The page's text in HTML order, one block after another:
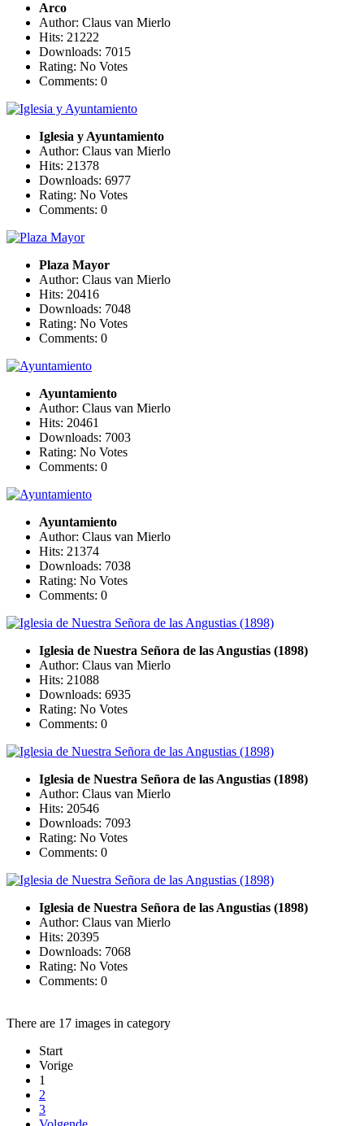
Arco
Author: Claus van Mierlo
Hits: 21222
Downloads: 7015
Rating: No Votes
Comments: 0
Iglesia y Ayuntamiento
Author: Claus van Mierlo
Hits: 21378
Downloads: 6977
Rating: No Votes
Comments: 0
Plaza Mayor
Author: Claus van Mierlo
Hits: 20416
Downloads: 7048
Rating: No Votes
Comments: 0
Ayuntamiento
Author: Claus van Mierlo
Hits: 20461
Downloads: 7003
Rating: No Votes
Comments: 0
Ayuntamiento
Author: Claus van Mierlo
Hits: 21374
Downloads: 7038
Rating: No Votes
Comments: 0
Iglesia de Nuestra Señora de las Angustias (1898)
Author: Claus van Mierlo
Hits: 21088
Downloads: 6935
Rating: No Votes
Comments: 0
Iglesia de Nuestra Señora de las Angustias (1898)
Author: Claus van Mierlo
Hits: 20546
Downloads: 7093
Rating: No Votes
Comments: 0
Iglesia de Nuestra Señora de las Angustias (1898)
Author: Claus van Mierlo
Hits: 20395
Downloads: 7068
Rating: No Votes
Comments: 0
There are 17 images in category
Start
Vorige
1
2
3